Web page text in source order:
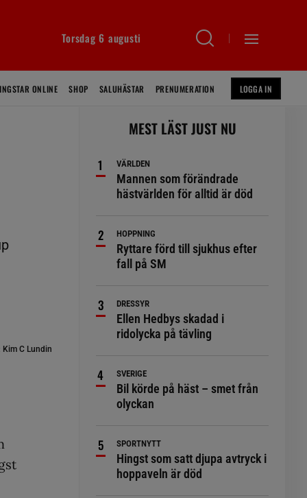
Torsdag 6 augusti
ONLINE SHOP SALUHÄSTAR PRENUMERATION LOGGA IN
Kim C Lundin
MEST LÄST JUST NU
VÄRLDEN
Mannen som förändrade
hästvärlden för alltid är död
HOPPNING
Ryttare förd till sjukhus efter
fall på SM
DRESSYR
Ellen Hedbys skadad i
ridolycka på tävling
SVERIGE
Bil körde på häst – smet från
olyckan
SPORTNYTT
Hingst som satt djupa avtryck i
hoppaveln är död